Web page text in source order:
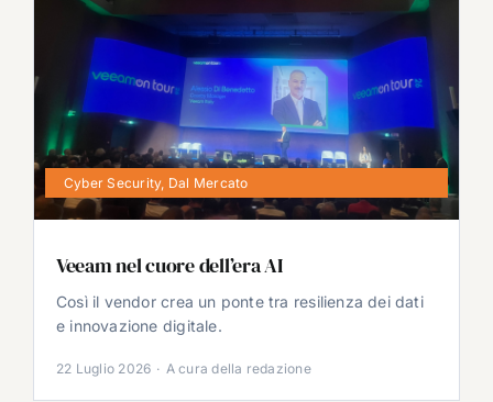
Cyber Security, Dal Mercato
Veeam nel cuore dell’era AI
Così il vendor crea un ponte tra resilienza dei dati
e innovazione digitale.
22 Luglio 2026 · A cura della redazione